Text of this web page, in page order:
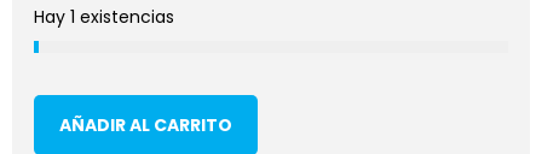
Hay 1 existencias
AÑADIR AL CARRITO